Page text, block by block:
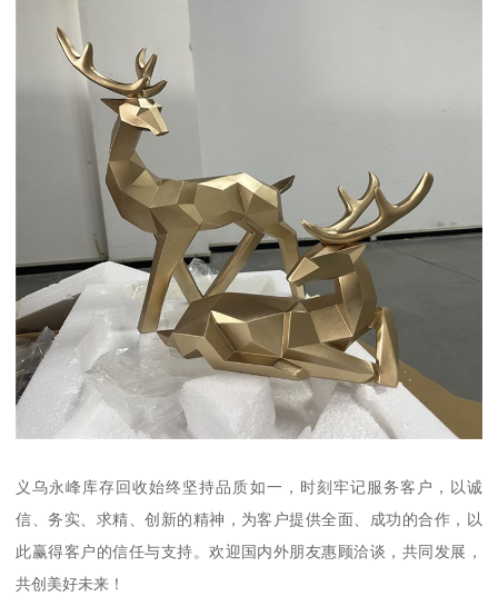
义乌永峰库存回收始终坚持品质如一，时刻牢记服务客户，以诚
信、务实、求精、创新的精神，为客户提供全面、成功的合作，以
此赢得客户的信任与支持。欢迎国内外朋友惠顾洽谈，共同发展，
共创美好未来！